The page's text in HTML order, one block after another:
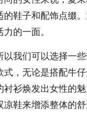
鞋子和配饰点缀
的一面。
们可以选择一些
，无论是搭配牛
衫焕发出女性的
鞋来增添整体的